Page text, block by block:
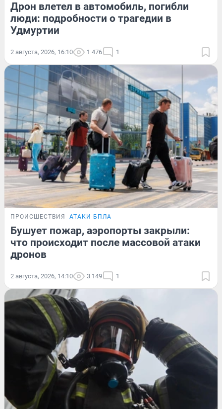
Дрон влетел в автомобиль, погибли
люди: подробности о трагедии в
Удмуртии
2 августа, 2026, 16:10 1 476 1
ПРОИСШЕСТВИЯ АТАКИ БПЛА
Бушует пожар, аэропорты закрыли:
что происходит после массовой атаки
дронов
2 августа, 2026, 14:10 3 149 1